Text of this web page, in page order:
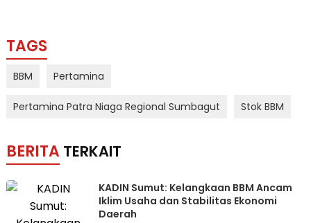
TAGS
BBM Pertamina
Pertamina Patra Niaga Regional Sumbagut Stok BBM
BERITA TERKAIT
KADIN Sumut: Kelangkaan BBM Ancam
Iklim Usaha dan Stabilitas Ekonomi
Daerah